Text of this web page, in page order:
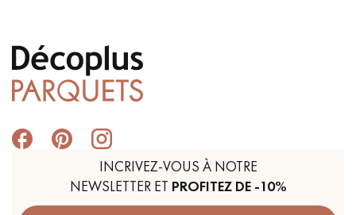
INCRIVEZ-VOUS À NOTRE
NEWSLETTER ET PROFITEZ DE -10%